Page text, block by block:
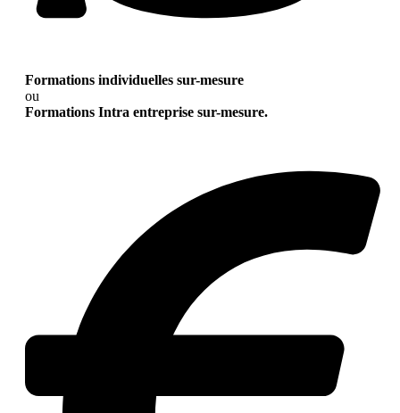
Formations individuelles sur-mesure
ou
Formations Intra entreprise sur-mesure.